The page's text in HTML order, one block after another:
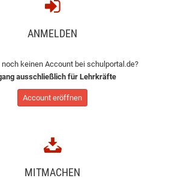
ANMELDEN
noch keinen Account bei schulportal.de?
ausschließlich für Lehrkräfte
Account eröffnen
MITMACHEN